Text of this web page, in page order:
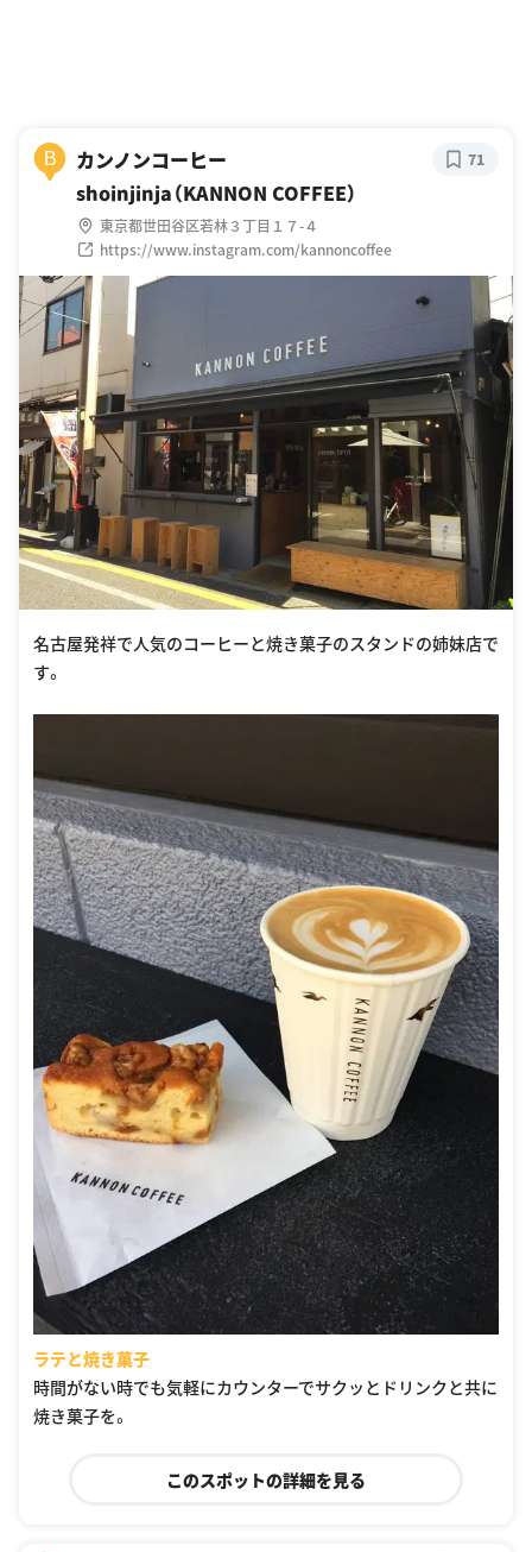
B
カンノンコーヒー
shoinjinja（KANNON COFFEE）
東京都世田谷区若林３丁目１７-４
https://www.instagram.com/kannoncoffee
71
名古屋発祥で人気のコーヒーと焼き菓子のスタンドの姉妹店で
す。
ラテと焼き菓子
時間がない時でも気軽にカウンターでサクッとドリンクと共に
焼き菓子を。
このスポットの詳細を見る